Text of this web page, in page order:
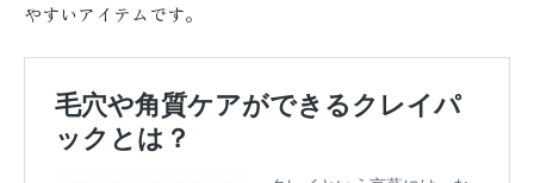
やすいアイテムです。